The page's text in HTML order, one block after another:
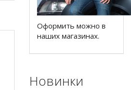
Оформить можно в
наших магазинах.
Новинки